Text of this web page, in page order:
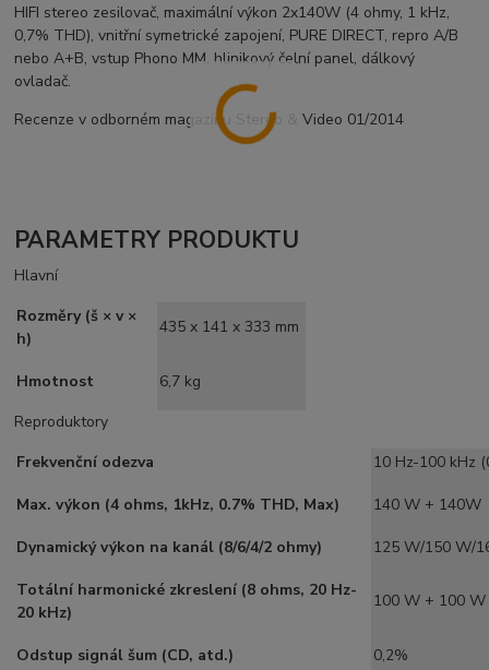
HIFI stereo zesilovač, maximální výkon 2x140W (4 ohmy, 1 kHz,
0,7% THD), vnitřní symetrické zapojení, PURE DIRECT, repro A/B
nebo A+B, vstup Phono MM, hlinikový čelní panel, dálkový
ovladač.
Recenze v odborném magazínu Stereo & Video 01/2014
PARAMETRY PRODUKTU
Hlavní
Rozměry (š × v ×
h)
435 x 141 x 333 mm
Hmotnost
6,7 kg
Reproduktory
Frekvenční odezva
10 Hz-100 kHz
Max. výkon (4 ohms, 1kHz, 0.7% THD, Max) 140 W + 140W
Dynamický výkon na kanál (8/6/4/2 ohmy) 125 W/150 W/
Totální harmonické zkreslení (8 ohms, 20 Hz-
20 kHz)
100 W + 100 W
Odstup signál šum (CD, atd.) 0,2%